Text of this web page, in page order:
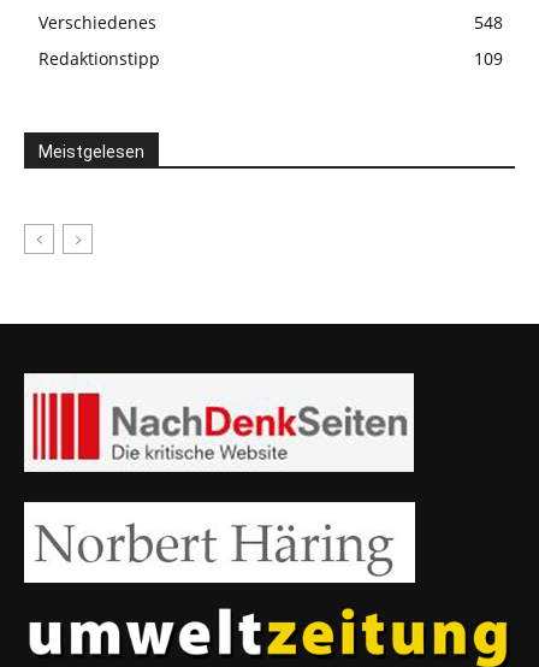
Verschiedenes
548
Redaktionstipp
109
Meistgelesen